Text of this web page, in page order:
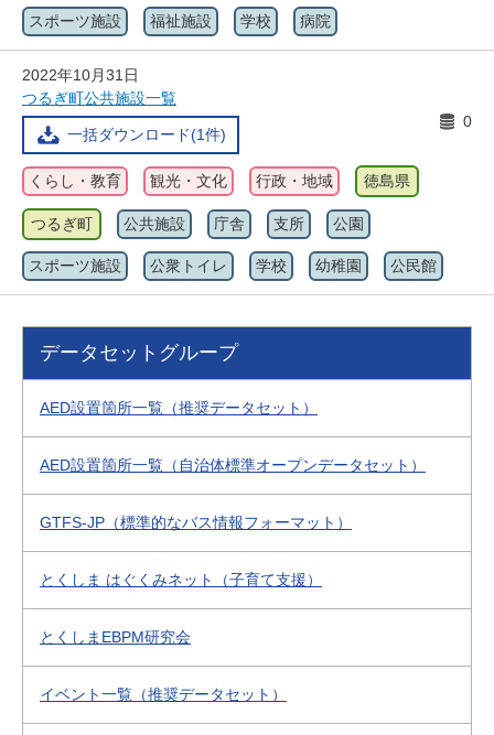
スポーツ施設 福祉施設 学校 病院
2022年10月31日
つるぎ町公共施設一覧
一括ダウンロード(1件)
0
くらし・教育 観光・文化 行政・地域 徳島県
つるぎ町 公共施設 庁舎 支所 公園
スポーツ施設 公衆トイレ 学校 幼稚園 公民館
データセットグループ
AED設置箇所一覧（推奨データセット）
AED設置箇所一覧（自治体標準オープンデータセット）
GTFS-JP（標準的なバス情報フォーマット）
とくしま はぐくみネット（子育て支援）
とくしまEBPM研究会
イベント一覧（推奨データセット）